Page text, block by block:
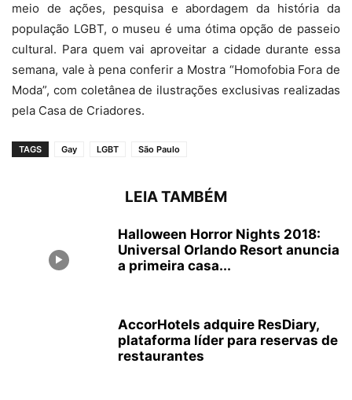
meio de ações, pesquisa e abordagem da história da
população LGBT, o museu é uma ótima opção de passeio
cultural. Para quem vai aproveitar a cidade durante essa
semana, vale à pena conferir a Mostra “Homofobia Fora de
Moda”, com coletânea de ilustrações exclusivas realizadas
pela Casa de Criadores.
TAGS Gay LGBT São Paulo
LEIA TAMBÉM
Halloween Horror Nights 2018:
Universal Orlando Resort anuncia
a primeira casa...
AccorHotels adquire ResDiary,
plataforma líder para reservas de
restaurantes